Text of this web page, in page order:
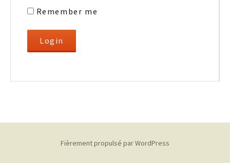
Remember me
Fièrement propulsé par WordPress